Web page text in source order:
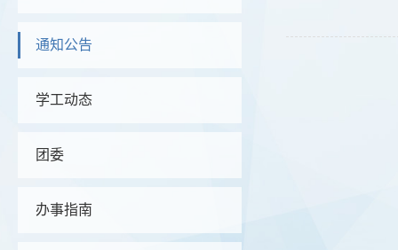
通知公告
学工动态
团委
办事指南